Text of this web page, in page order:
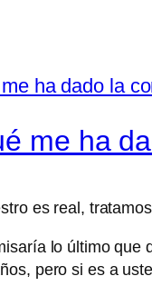
me ha
es real,
lo último
pero si es a